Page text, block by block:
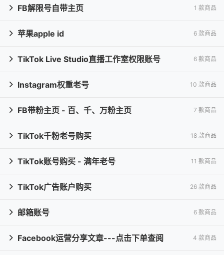
FB解限号自带主页 1 款商品

苹果apple id 6 款商品

TikTok Live Studio直播工作室权限账号 6 款商品

Instagram权重老号 10 款商品

FB带粉主页 - 百、千、万粉主页 7 款商品

TikTok千粉老号购买 18 款商品

TikTok账号购买 - 满年老号 11 款商品

TikTok广告账户购买 26 款商品

邮箱账号 6 款商品

Facebook运营分享文章---点击下单查阅 4 款商品
